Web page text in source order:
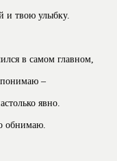
и твою улыбку.
в самом главном,
понимаю –
явно.
обнимаю.